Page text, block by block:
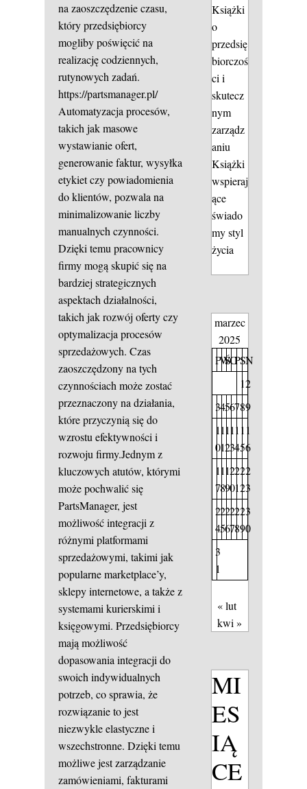
na zaoszczędzenie czasu,
który przedsiębiorcy
mogliby poświęcić na
realizację codziennych,
rutynowych zadań.
https://partsmanager.pl/
Automatyzacja procesów,
takich jak masowe
wystawianie ofert,
generowanie faktur, wysyłka
etykiet czy powiadomienia
do klientów, pozwala na
minimalizowanie liczby
manualnych czynności.
Dzięki temu pracownicy
firmy mogą skupić się na
bardziej strategicznych
aspektach działalności,
takich jak rozwój oferty czy
optymalizacja procesów
sprzedażowych. Czas
zaoszczędzony na tych
czynnościach może zostać
przeznaczony na działania,
które przyczynią się do
wzrostu efektywności i
rozwoju firmy.Jednym z
kluczowych atutów, którymi
może pochwalić się
PartsManager, jest
możliwość integracji z
różnymi platformami
sprzedażowymi, takimi jak
popularne marketplace’y,
sklepy internetowe, a także z
systemami kurierskimi i
księgowymi. Przedsiębiorcy
mają możliwość
dopasowania integracji do
swoich indywidualnych
potrzeb, co sprawia, że
rozwiązanie to jest
niezwykle elastyczne i
wszechstronne. Dzięki temu
możliwe jest zarządzanie
zamówieniami, fakturami
Książki
o
przedsię
biorczoś
ci i
skutecz
nym
zarządz
aniu
Książki
wspieraj
ące
świado
my styl
życia
marzec
2025
PW
ŚCPSN
12
3456789
1
0
1
1
1
2
1
3
1
4
1
5
1
6
1
7
1
8
1
9
2
0
2
1
2
2
2
3
2
4
2
5
2
6
2
7
2
8
2
9
3
0
3
1
« lut
kwi »
MI
ES
IĄ
CE